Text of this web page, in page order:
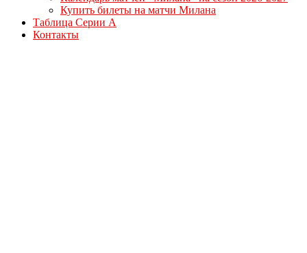
Купить билеты на матчи Милана
Таблица Серии А
Контакты